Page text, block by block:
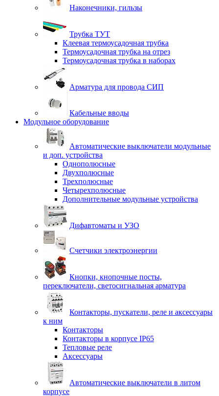
Наконечники, гильзы
Трубка ТУТ
Клеевая термоусадочная трубка
Термоусадочная трубка на отрез
Термоусадочная трубка в наборах
Арматура для провода СИП
Кабельные вводы
Модульное оборудование
Автоматические выключатели модульные
и доп. устройства
Однополюсные
Двухполюсные
Трехполюсные
Четырехполюсные
Дополнительные модульные устройства
Дифавтоматы и УЗО
Счетчики электроэнергии
Кнопки, кнопочные посты,
переключатели, светосигнальная арматура
Контакторы, пускатели, реле и аксессуары
к ним
Контакторы
Контакторы в корпусе IP65
Тепловые реле
Аксессуары
Автоматические выключатели в литом
корпусе